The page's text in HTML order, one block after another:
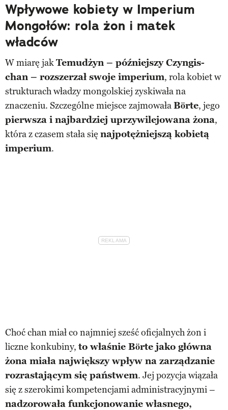
Wpływowe kobiety w Imperium
Mongołów: rola żon i matek
władców
W miarę jakTemudżyn – późniejszy Czyngis-
chan – rozszerzał swoje imperium, rola kobiet w
strukturach władzy mongolskiej zyskiwała na
znaczeniu. Szczególne miejsce zajmowałaBörte, jego
pierwsza i najbardziej uprzywilejowana żona,
która z czasem stała się najpotężniejszą kobietą
imperium.
Choć chan miał co najmniej sześć oficjalnych żon i
liczne konkubiny, to właśnie Börte jako główna
żona miała największy wpływ na zarządzanie
rozrastającym się państwem. Jej pozycja wiązała
się z szerokimi kompetencjami administracyjnymi –
nadzorowała funkcjonowanie własnego,